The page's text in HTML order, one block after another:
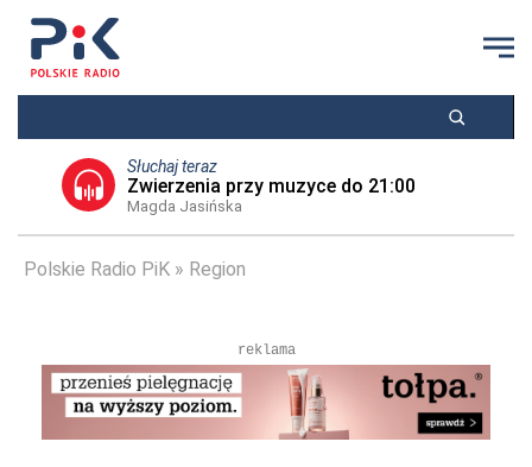
Słuchaj teraz
Zwierzenia przy muzyce do 21:00
Magda Jasińska
Polskie Radio PiK Region
reklama